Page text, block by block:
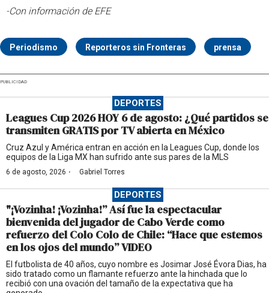
-Con información de EFE
Periodismo Reporteros sin Fronteras prensa
PUBLICIDAD
DEPORTES
Leagues Cup 2026 HOY 6 de agosto: ¿Qué partidos se
transmiten GRATIS por TV abierta en México
Cruz Azul y América entran en acción en la Leagues Cup, donde los
equipos de la Liga MX han sufrido ante sus pares de la MLS
6 de agosto, 2026 · Gabriel Torres
DEPORTES
"¡Vozinha! ¡Vozinha!” Así fue la espectacular
bienvenida del jugador de Cabo Verde como
refuerzo del Colo Colo de Chile: “Hace que estemos
en los ojos del mundo” VIDEO
El futbolista de 40 años, cuyo nombre es Josimar José Évora Dias, ha
sido tratado como un flamante refuerzo ante la hinchada que lo
recibió con una ovación del tamaño de la expectativa que ha